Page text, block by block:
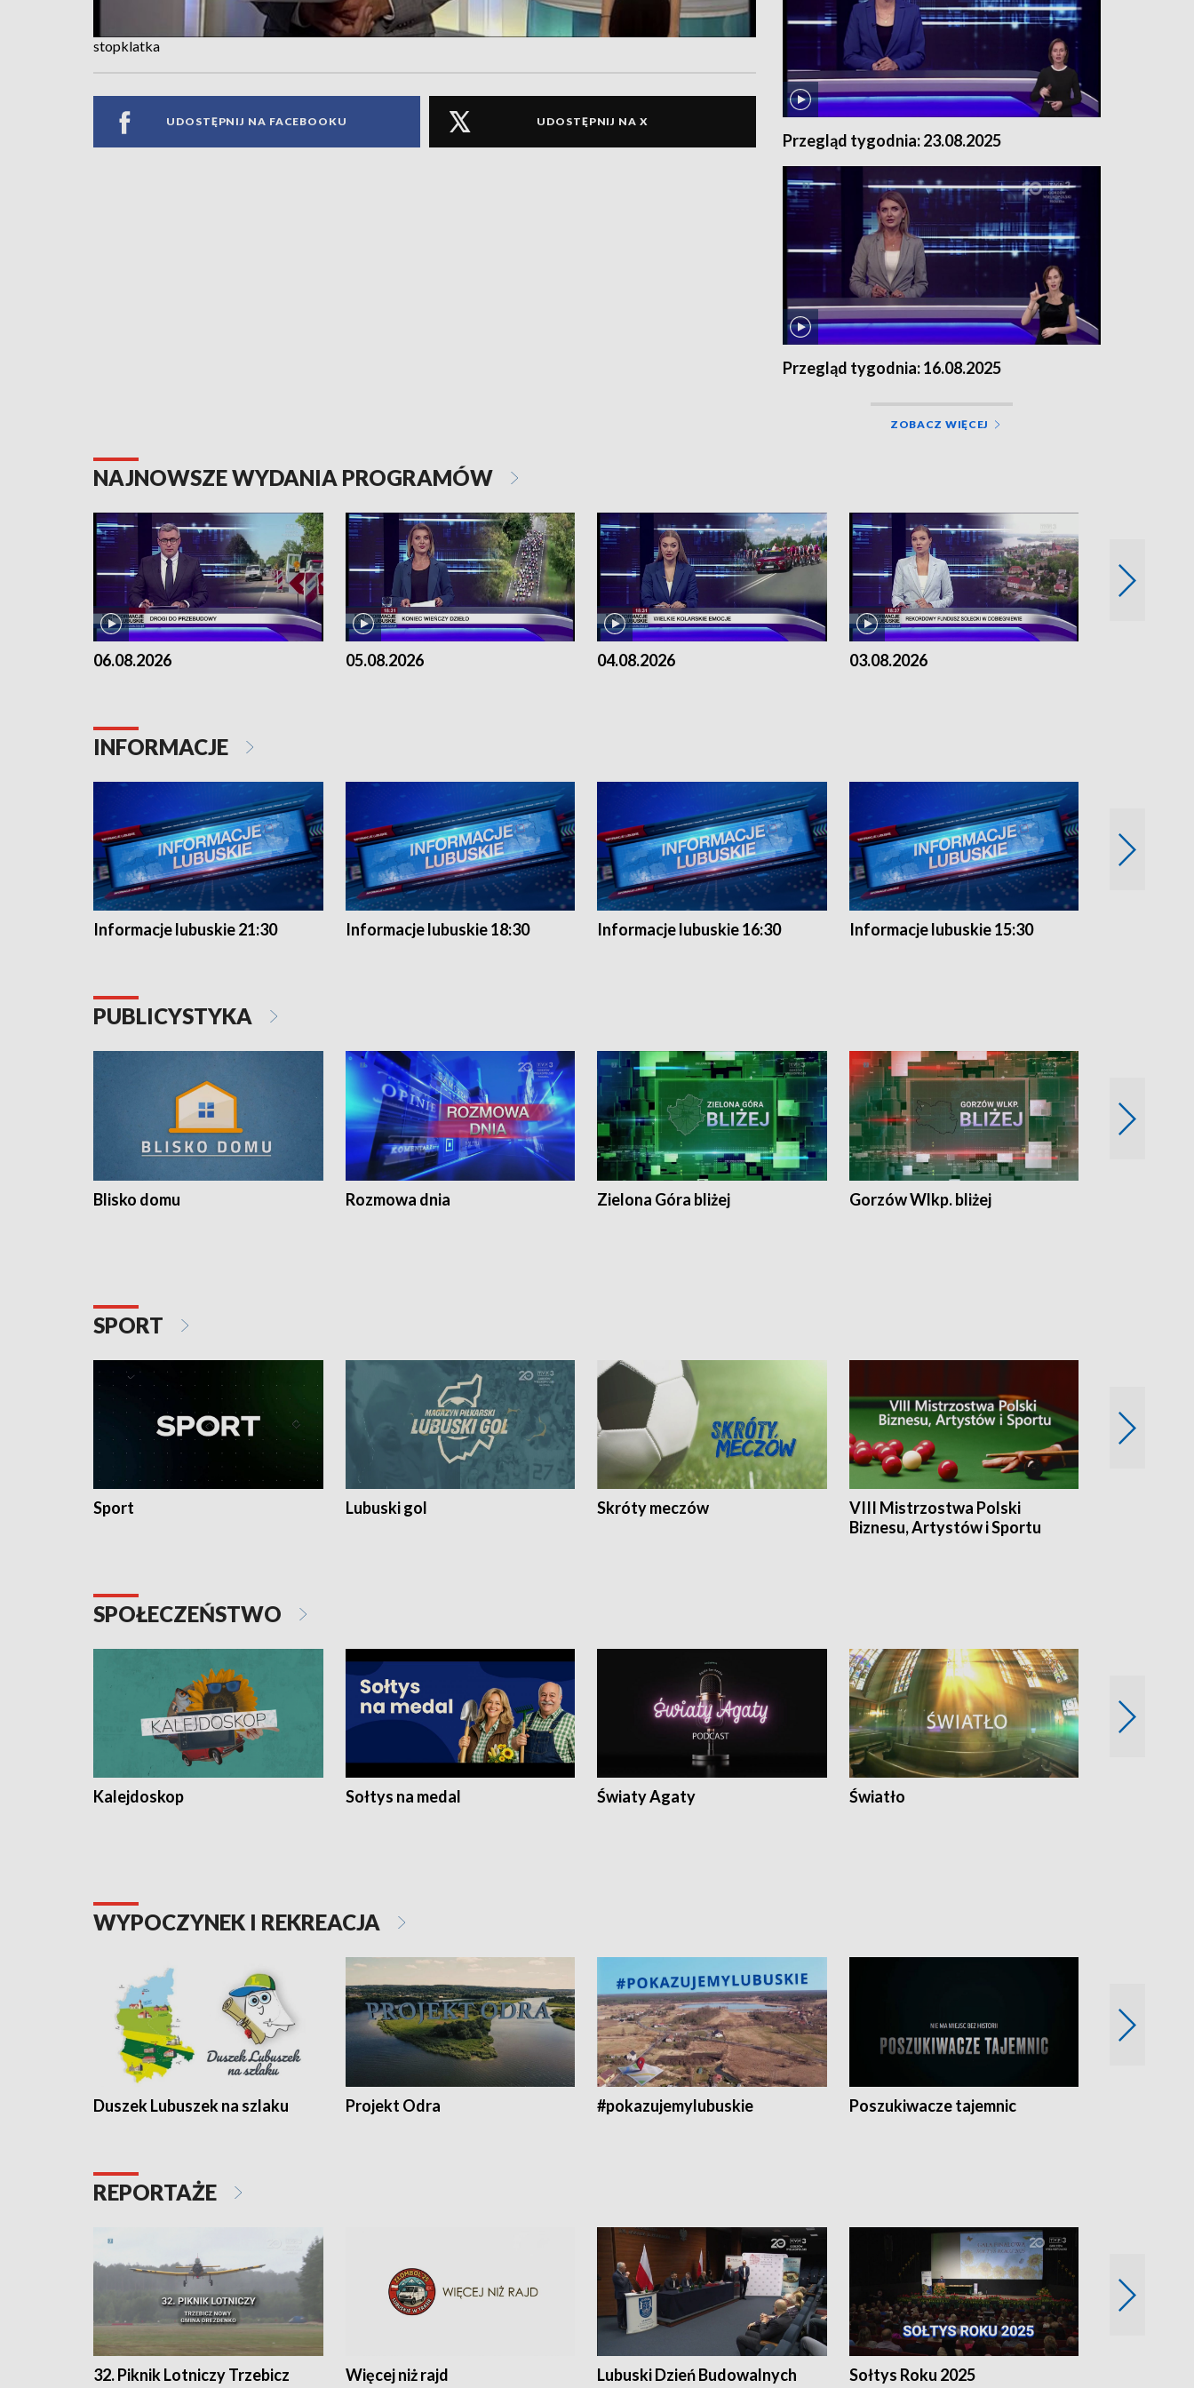
stopklatka
UDOSTĘPNIJ NA FACEBOOKU UDOSTĘPNIJ NA X
Przegląd tygodnia: 23.08.2025
Przegląd tygodnia: 16.08.2025
ZOBACZ WIĘCEJ
NAJNOWSZE WYDANIA PROGRAMÓW
06.08.2026 05.08.2026 04.08.2026 03.08.2026
INFORMACJE
Informacje lubuskie 21:30 Informacje lubuskie 18:30 Informacje lubuskie 16:30 Informacje lubuskie 15:30
PUBLICYSTYKA
Blisko domu Rozmowa dnia Zielona Góra bliżej Gorzów Wlkp. bliżej
SPORT
Sport Lubuski gol Skróty meczów
VIII Mistrzostwa Polski
Biznesu, Artystów i Sportu
SPOŁECZEŃSTWO
Kalejdoskop Sołtys na medal Światy Agaty Światło
WYPOCZYNEK I REKREACJA
Duszek Lubuszek na szlaku Projekt Odra #pokazujemylubuskie Poszukiwacze tajemnic
REPORTAŻE
32. Piknik Lotniczy Trzebicz
Więcej niż rajd Lubuski Dzień Budowalnych Sołtys Roku 2025